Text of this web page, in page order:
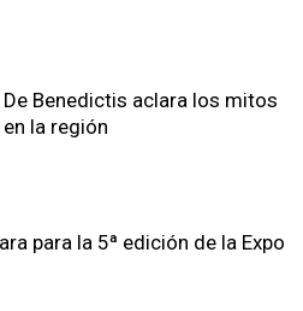
De Benedictis aclara los mitos
la región
para la 5ª edición de la Expo